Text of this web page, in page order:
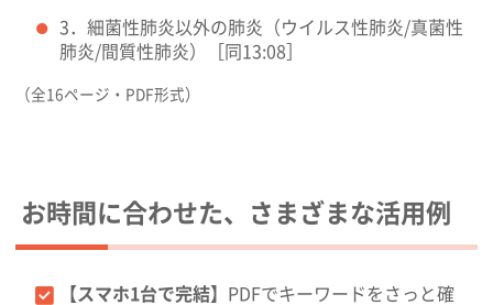
3．細菌性肺炎以外の肺炎（ウイルス性肺炎/真菌性
肺炎/間質性肺炎）［同13:08］
（全16ページ・PDF形式）
お時間に合わせた、さまざまな活用例
【スマホ1台で完結】
PDFでキーワードをさっと確